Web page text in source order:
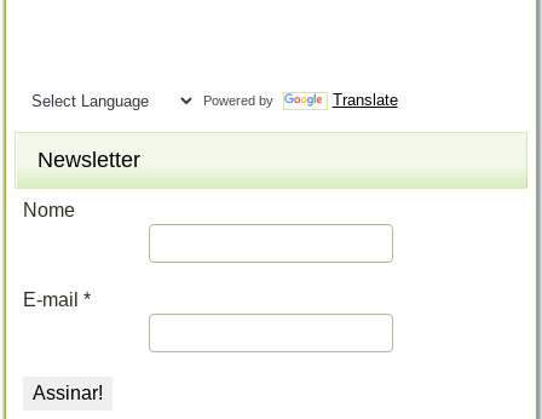
Powered by Translate
Newsletter
Nome
E-mail*